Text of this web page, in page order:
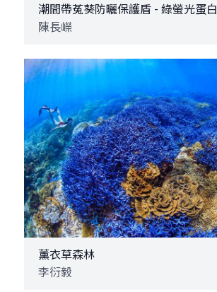
潮間帶菟葵防曬保護盾 - 綠螢光蛋白
陳長嶸
薰衣草森林
李衍毅